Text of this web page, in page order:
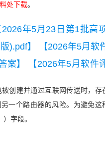
处下载。
2026年5月23日第1批高
).pdf】
【2026年5月软
案】
【2026年5月软件
术）】
【2025年上半
真题】
创建并通过互联网传送时，存
一个路由器的风险。为避免这
字段。